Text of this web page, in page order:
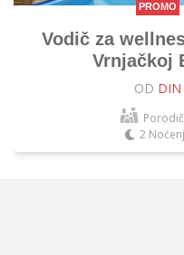
PROMO
Vodič za
Vrnjačkoj
OD DIN
2